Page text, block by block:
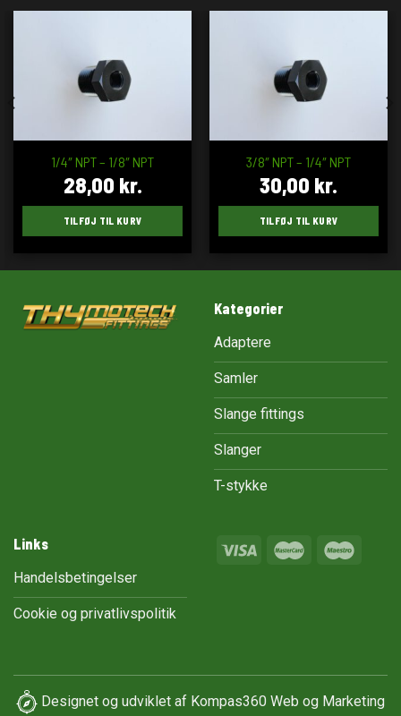
1/4″ NPT – 1/8″ NPT
28,00 kr.
TILFØJ TIL KURV
3/8″ NPT – 1/4″ NPT
30,00 kr.
TILFØJ TIL KURV
Kategorier
Adaptere
Samler
Slange fittings
Slanger
T-stykke
Links
Handelsbetingelser
Cookie og privatlivspolitik
Designet og udviklet af Kompas360 Web og Marketing